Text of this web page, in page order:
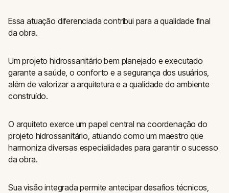
Essa atuação diferenciada contribui para a qualidade final
da obra.
Um projeto hidrossanitário bem planejado e executado
garante a saúde, o conforto e a segurança dos usuários,
além de valorizar a arquitetura e a qualidade do ambiente
construído.
O arquiteto exerce um papel central na coordenação do
projeto hidrossanitário, atuando como um maestro que
harmoniza diversas especialidades para garantir o sucesso
da obra.
Sua visão integrada permite antecipar desafios técnicos,